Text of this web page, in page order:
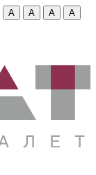
A A A
A